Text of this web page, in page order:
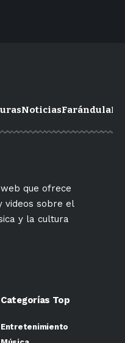
NoticiasFarándula
que ofrece
videos sobre el
y la cultura
Categorías Top
Entretenimiento